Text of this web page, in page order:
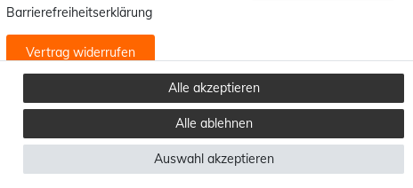
Barrierefreiheitserklärung
Vertrag widerrufen
Alle akzeptieren
Alle ablehnen
Auswahl akzeptieren